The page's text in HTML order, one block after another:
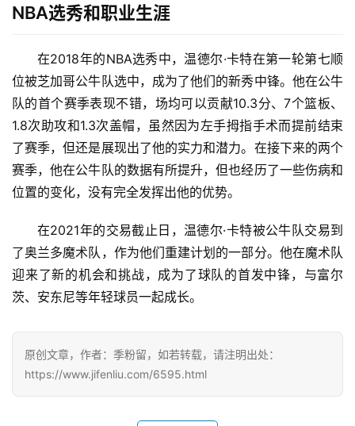
|
电
影
同
城
|
打
车
费
办
卡
登录 注册
投稿
NBA选秀和职业生涯
在2018年的NBA选秀中，温德尔·卡特在第一轮第七顺
位被芝加哥公牛队选中，成为了他们的新秀中锋。他在公牛
队的首个赛季表现不错，场均可以贡献10.3分、7个篮板、
1.8次助攻和1.3次盖帽，虽然因为左手拇指手术而提前结束
了赛季，但还是展现出了他的实力和潜力。在接下来的两个
赛季，他在公牛队的数据有所提升，但也经历了一些伤病和
位置的变化，没有完全发挥出他的优势。
在2021年的交易截止日，温德尔·卡特被公牛队交易到
了奥兰多魔术队，作为他们重建计划的一部分。他在魔术队
迎来了新的机会和挑战，成为了球队的首发中锋，与富尔
茨、安东尼等年轻球员一起成长。
原创文章，作者：季粉留，如若转载，请注明出处：
https://www.jifenliu.com/6595.html